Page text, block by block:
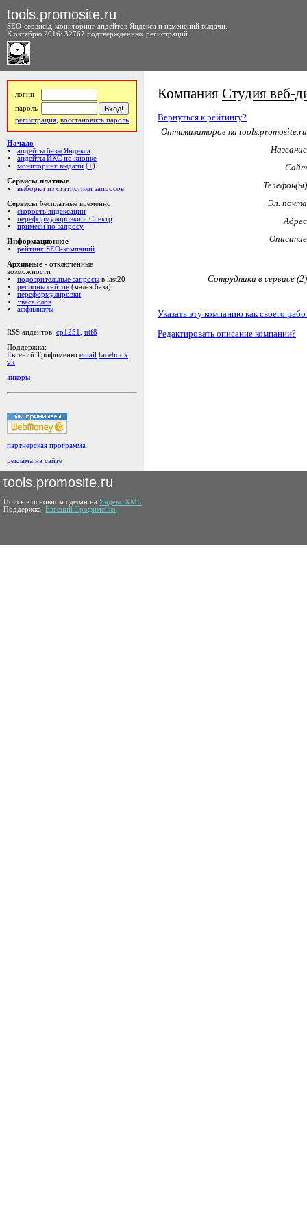
tools.promosite.ru
SEO-сервисы, мониторинг апдейтов Яндекса и изменений выдачи.
К октябрю 2016: 32767 подтвержденных регистраций
логин
пароль
регистрация восстановить пароль
Начало
апдейты базы Яндекса
апдейты ИКС по кнопке
мониторинг выдачи (+)
Сервисы платные
выборки из статистики запросов
Сервисы бесплатные временно
скорость яндексации
переформулировки и Спектр
примеси по запросу
Информационное
рейтинг SEO-компаний
Архивные - отключенные
возможности
подозрительные запросы в last20
регионы сайтов (малая база)
переформулировки
::веса слов
аффилиаты
RSS апдейтов: cp1251
utf8
Поддержка:
Евгений Трофименко email facebook
vk
анкоры
партнерская программа
реклама на сайте
Компания Студия веб-
Вернуться к рейтингу?
Оптимизаторов на tools.promosite.ru
Название
Сайт
Телефон(ы)
Эл. почта
Адрес
Описание
Сотрудники в сервисе (2)
Указать эту компанию как своего
Редактировать описание компании?
tools.promosite.ru
Поиск в основном сделан на Яндекс.XML
Поддержка: Евгений Трофименко